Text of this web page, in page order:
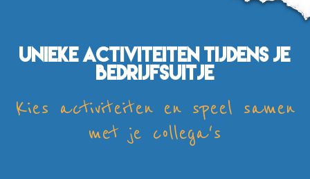
Unieke activiteiten tijdens je
bedrijfsuitje
Kies activiteiten en speel samen
met je collega's